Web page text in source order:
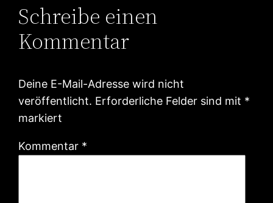
Schreibe einen
Kommentar
Deine E-Mail-Adresse wird nicht
veröffentlicht. Erforderliche Felder sind mit *
markiert
Kommentar *